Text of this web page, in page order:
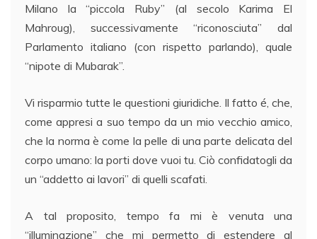
Milano la “piccola Ruby” (al secolo Karima El
Mahroug), successivamente “riconosciuta” dal
Parlamento italiano (con rispetto parlando), quale
“nipote di Mubarak”.
Vi risparmio tutte le questioni giuridiche. Il fatto é, che,
come appresi a suo tempo da un mio vecchio amico,
che la norma è come la pelle di una parte delicata del
corpo umano: la porti dove vuoi tu. Ciò confidatogli da
un “addetto ai lavori” di quelli scafati.
A tal proposito, tempo fa mi è venuta una
“illuminazione” che mi permetto di estendere al